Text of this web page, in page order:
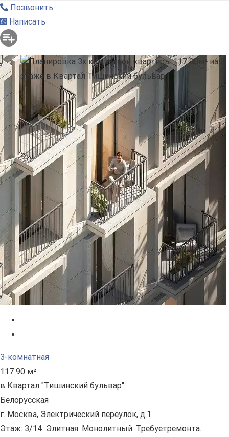
Позвонить
Написать
3-комнатная
117.90 м²
в Квартал "Тишинский бульвар"
Белорусская
г. Москва, Электрический переулок, д.1
Этаж: 3/14. Элитная. Монолитный. Требуетремонта.